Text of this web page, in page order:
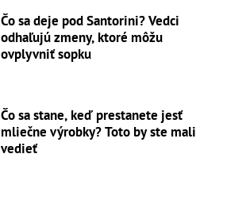
Čo sa deje pod Santorini? Vedci
odhaľujú zmeny, ktoré môžu
ovplyvniť sopku
Čo sa stane, keď prestanete jesť
mliečne výrobky? Toto by ste mali
vedieť